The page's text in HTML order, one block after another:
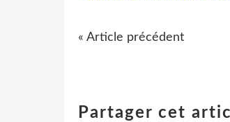
« Article précédent
Partager cet